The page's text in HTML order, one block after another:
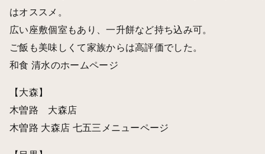
はオススメ。
広い座敷個室もあり、一升餅など持ち込み可。
ご飯も美味しくて家族からは高評価でした。
和食 清水のホームページ
【大森】
木曽路 大森店
木曽路 大森店 七五三メニューページ